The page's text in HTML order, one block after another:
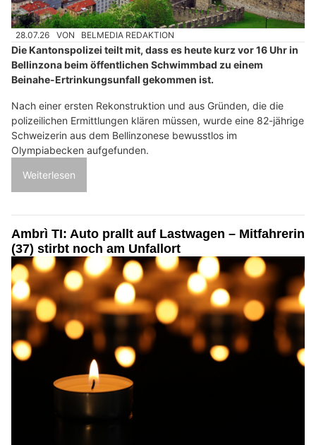
28.07.26 VON BELMEDIA REDAKTION
Die Kantonspolizei teilt mit, dass es heute kurz vor 16 Uhr in
Bellinzona beim öffentlichen Schwimmbad zu einem
Beinahe-Ertrinkungsunfall gekommen ist.
Nach einer ersten Rekonstruktion und aus Gründen, die die
polizeilichen Ermittlungen klären müssen, wurde eine 82-jährige
Schweizerin aus dem Bellinzonese bewusstlos im
Olympiabecken aufgefunden.
Weiterlesen
Ambrì TI: Auto prallt auf Lastwagen – Mitfahrerin
(37) stirbt noch am Unfallort